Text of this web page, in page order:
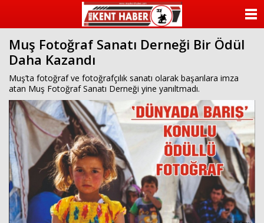
Muş Fotoğraf Sanatı Derneği Bir Ödül
Daha Kazandı
Muş’ta fotoğraf ve fotoğrafçılık sanatı olarak başarılara imza
atan Muş Fotoğraf Sanatı Derneği yine yanıltmadı.
ANASAYFA
KATEGORİLER
ANKETLER
FOTO GALERİ
VİDEO GALERİ
KÜNYE
İLETİŞİM